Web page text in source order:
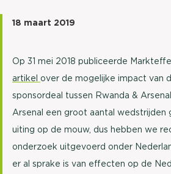
18 maart 2019
Op 31 mei 2018 publiceerde
artikel over de mogelijke impact van
sponsordeal tussen Rwanda &
Arsenal een groot aantal wedstrijden
uiting op de mouw, dus hebben we
onderzoek uitgevoerd onder
er al sprake is van effecten op de